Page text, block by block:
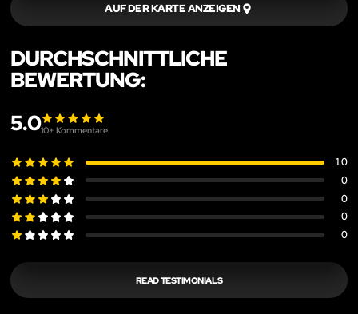
AUF DER KARTE ANZEIGEN
DURCHSCHNITTLICHE
BEWERTUNG:
5.010+ Kommentare
10
0
0
0
0
READ TESTIMONIALS